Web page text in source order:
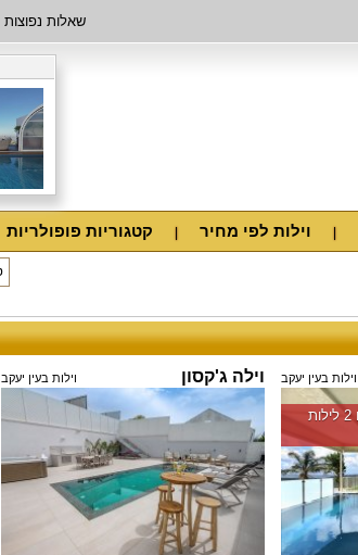
שאלות נפוצות
וילות לפי מחיר קטגוריות פופולריות
וילות בעין יעקב
החל מ-‏9000 ₪ ללילה למזמינים 2 לילות
וילה ג'קסון וילות בעין יעקב